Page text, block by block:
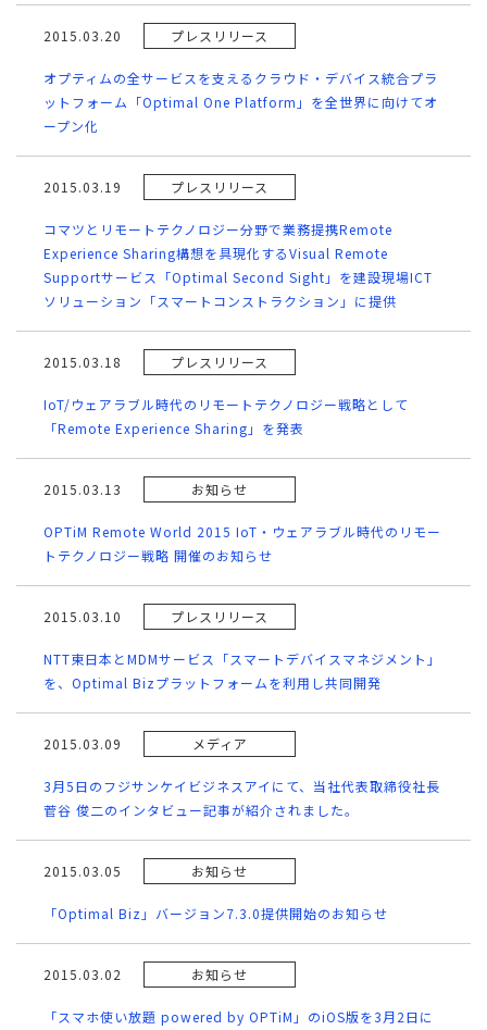
2015.03.20 プレスリリース
オプティムの全サービスを支えるクラウド・デバイス統合プラ
ットフォーム「Optimal One Platform」を全世界に向けてオ
ープン化
2015.03.19 プレスリリース
コマツとリモートテクノロジー分野で業務提携Remote
Experience Sharing構想を具現化するVisual Remote
Supportサービス「Optimal Second Sight」を建設現場ICT
ソリューション「スマートコンストラクション」に提供
2015.03.18 プレスリリース
IoT/ウェアラブル時代のリモートテクノロジー戦略として
「Remote Experience Sharing」を発表
2015.03.13 お知らせ
OPTiM Remote World 2015 IoT・ウェアラブル時代のリモー
トテクノロジー戦略 開催のお知らせ
2015.03.10 プレスリリース
NTT東日本とMDMサービス「スマートデバイスマネジメント」
を、Optimal Bizプラットフォームを利用し共同開発
2015.03.09 メディア
3月5日のフジサンケイビジネスアイにて、当社代表取締役社長
菅谷 俊二のインタビュー記事が紹介されました。
2015.03.05 お知らせ
「Optimal Biz」バージョン7.3.0提供開始のお知らせ
2015.03.02 お知らせ
「スマホ使い放題 powered by OPTiM」のiOS版を3月2日に